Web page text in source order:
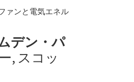
ァンと電気エネル
デン・パ
, スコッ